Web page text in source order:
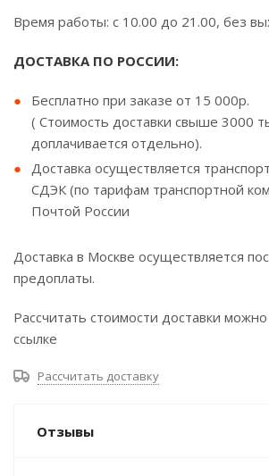
Время работы: с 10.00 до 21.00, без
ДОСТАВКА ПО РОССИИ:
Бесплатно при заказе от 15 000р.
( Стоимость доставки свыше 3000
доплачивается отдельно).
Доставка осуществляется
СДЭК (по тарифам транспортной
Почтой России
Доставка в Москве осуществляется
предоплаты.
Рассчитать стоимости доставки
ссылке
Рассчитать доставку
Отзывы